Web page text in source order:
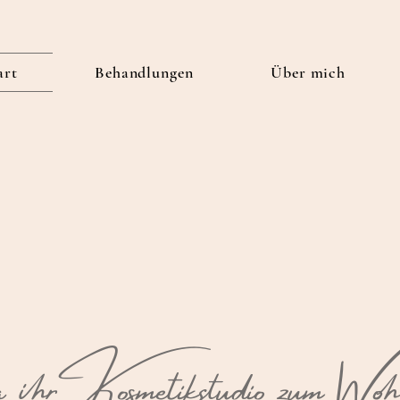
Behandlungen Über mich